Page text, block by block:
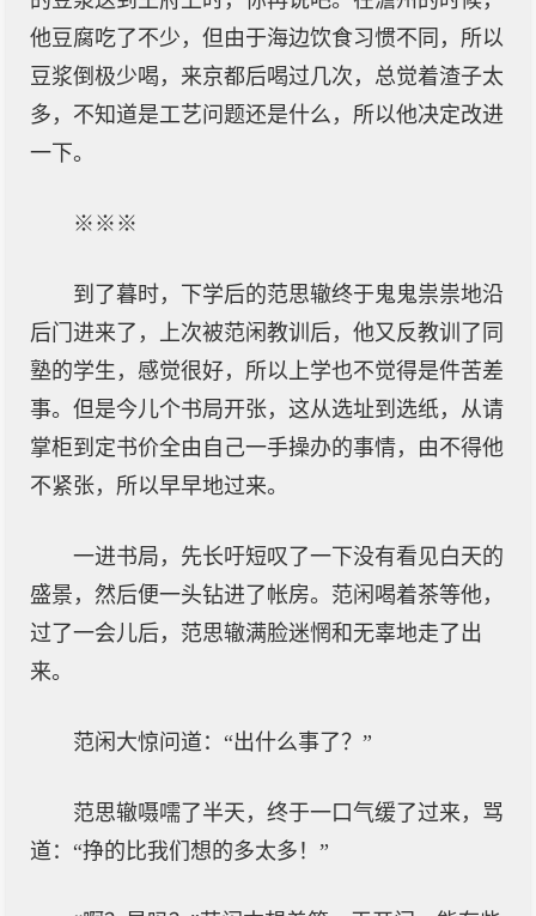
他豆腐吃了不少，但由于海边饮食习惯不同，所以
豆浆倒极少喝，来京都后喝过几次，总觉着渣子太
多，不知道是工艺问题还是什么，所以他决定改进
一下。
※※※
到了暮时，下学后的范思辙终于鬼鬼祟祟地沿
后门进来了，上次被范闲教训后，他又反教训了同
塾的学生，感觉很好，所以上学也不觉得是件苦差
事。但是今儿个书局开张，这从选址到选纸，从请
掌柜到定书价全由自己一手操办的事情，由不得他
不紧张，所以早早地过来。
一进书局，先长吁短叹了一下没有看见白天的
盛景，然后便一头钻进了帐房。范闲喝着茶等他，
过了一会儿后，范思辙满脸迷惘和无辜地走了出
来。
范闲大惊问道：“出什么事了？”
范思辙嗫嚅了半天，终于一口气缓了过来，骂
道：“挣的比我们想的多太多！”